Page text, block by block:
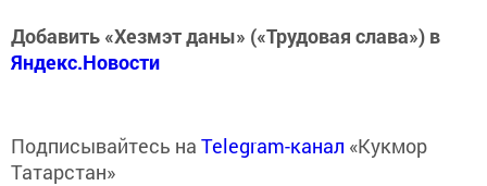
Добавить «Хезмэт даны» («Трудовая слава») в
Яндекс.Новости
Подписывайтесь на Telegram-канал «Кукмор
Татарстан»